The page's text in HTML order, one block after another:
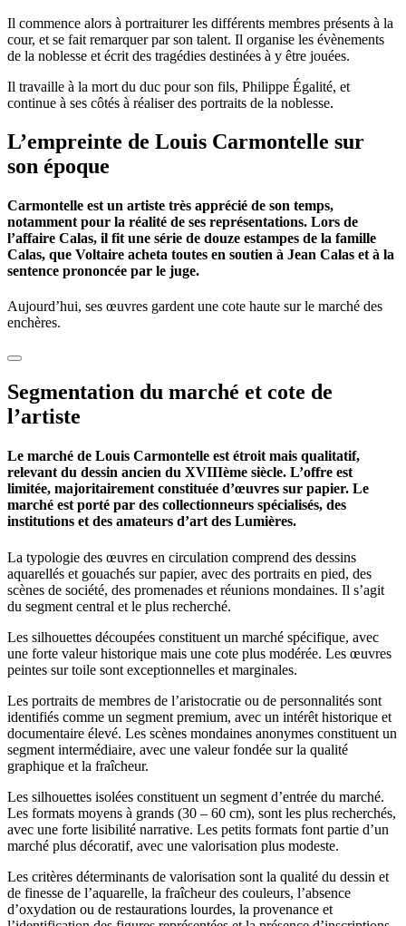
Il commence alors à portraiturer les différents membres présents à la
cour, et se fait remarquer par son talent. Il organise les évènements
de la noblesse et écrit des tragédies destinées à y être jouées.
Il travaille à la mort du duc pour son fils, Philippe Égalité, et
continue à ses côtés à réaliser des portraits de la noblesse.
L’empreinte de Louis Carmontelle sur
son époque
Carmontelle est un artiste très apprécié de son temps,
notamment pour la réalité de ses représentations. Lors de
l’affaire Calas, il fit une série de douze estampes de la famille
Calas, que Voltaire acheta toutes en soutien à Jean Calas et à la
sentence prononcée par le juge.
Aujourd’hui, ses œuvres gardent une cote haute sur le marché des
enchères.
Segmentation du marché et cote de
l’artiste
Le marché de Louis Carmontelle est étroit mais qualitatif,
relevant du dessin ancien du XVIIIème siècle. L’offre est
limitée, majoritairement constituée d’œuvres sur papier. Le
marché est porté par des collectionneurs spécialisés, des
institutions et des amateurs d’art des Lumières.
La typologie des œuvres en circulation comprend des dessins
aquarellés et gouachés sur papier, avec des portraits en pied, des
scènes de société, des promenades et réunions mondaines. Il s’agit
du segment central et le plus recherché.
Les silhouettes découpées constituent un marché spécifique, avec
une forte valeur historique mais une cote plus modérée. Les œuvres
peintes sur toile sont exceptionnelles et marginales.
Les portraits de membres de l’aristocratie ou de personnalités sont
identifiés comme un segment premium, avec un intérêt historique et
documentaire élevé. Les scènes mondaines anonymes constituent un
segment intermédiaire, avec une valeur fondée sur la qualité
graphique et la fraîcheur.
Les silhouettes isolées constituent un segment d’entrée du marché.
Les formats moyens à grands (30 – 60 cm), sont les plus recherchés,
avec une forte lisibilité narrative. Les petits formats font partie d’un
marché plus décoratif, avec une valorisation plus modeste.
Les critères déterminants de valorisation sont la qualité du dessin et
de finesse de l’aquarelle, la fraîcheur des couleurs, l’absence
d’oxydation ou de restaurations lourdes, la provenance et